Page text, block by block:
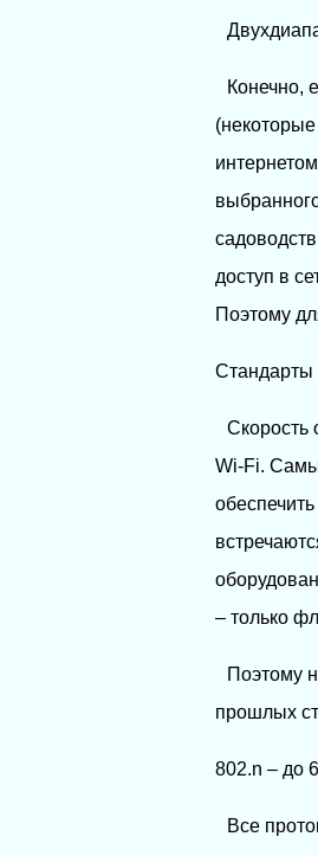
Конечно,
доступ в
Поэтому
Стандарты
Скорость
Wi-Fi.
– только
Поэтому
прошлых
802.n – до
Все